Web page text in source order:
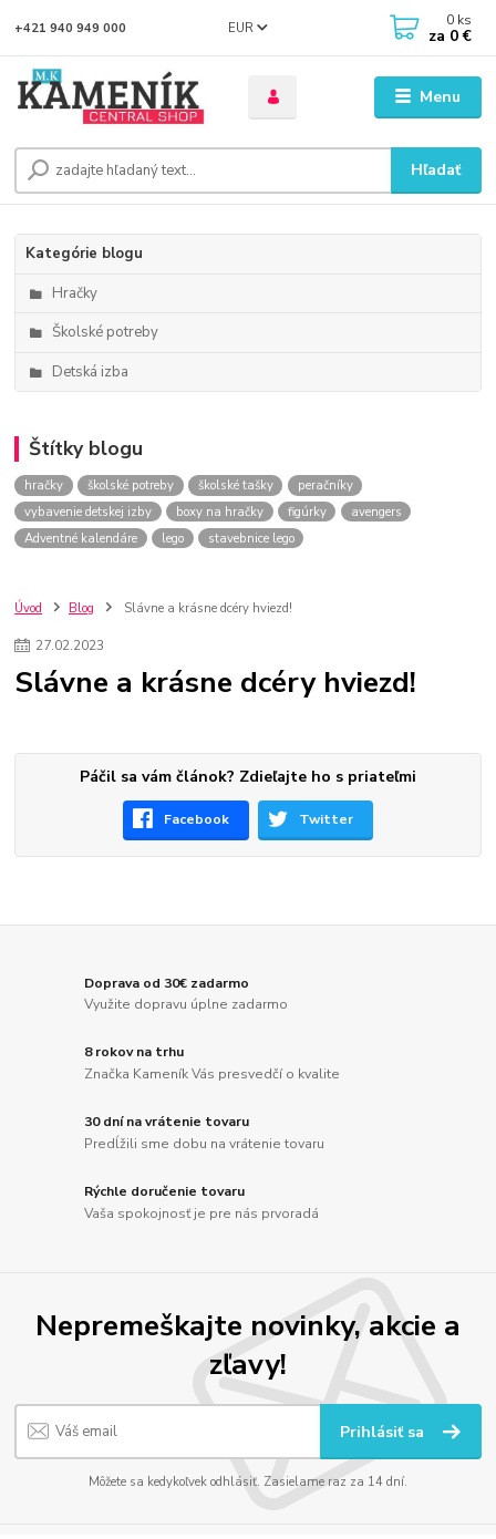
Menu
EUR
Hľadať
+421 940 949 000 0 ks
za 0 €
Kategórie blogu
Hračky
Školské potreby
Detská izba
Štítky blogu
hračky školské potreby školské tašky
peračníky
vybavenie detskej izby
boxy na hračky figúrky
avengers
Adventné kalendáre
lego stavebnice lego
Úvod Blog Slávne a krásne dcéry hviezd!
27.02.2023
Slávne a krásne dcéry hviezd!
Páčil sa vám článok? Zdieľajte ho s priateľmi
Facebook Twitter
Doprava od 30€ zadarmo
Využite dopravu úplne zadarmo
8 rokov na trhu
Značka Kameník Vás presvedčí o kvalite
30 dní na vrátenie tovaru
Predĺžili sme dobu na vrátenie tovaru
Rýchle doručenie tovaru
Vaša spokojnosť je pre nás prvoradá
Nepremeškajte novinky, akcie a
zľavy!
Prihlásiť sa
Môžete sa kedykoľvek odhlásiť. Zasielame raz za 14 dní.